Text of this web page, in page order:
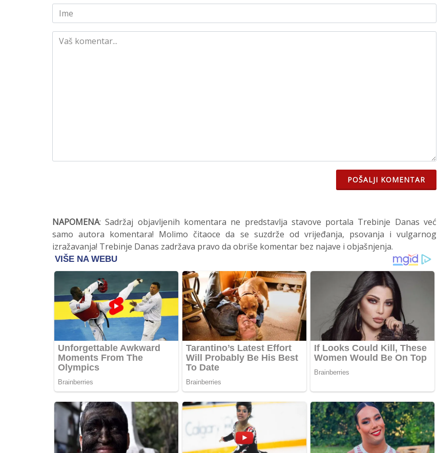
POŠALJI KOMENTAR
NAPOMENA: Sadržaj objavljenih komentara ne predstavlja stavove portala Trebinje Danas već
samo autora komentara! Molimo čitaoce da se suzdrže od vrijeđanja, psovanja i vulgarnog
izražavanja! Trebinje Danas zadržava pravo da obriše komentar bez najave i objašnjenja.